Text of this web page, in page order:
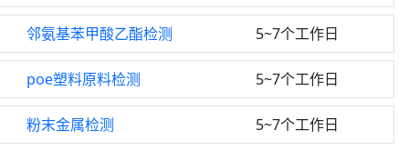
邻氨基苯甲酸乙酯检测 5~7个工作日
poe塑料原料检测 5~7个工作日
粉末金属检测 5~7个工作日